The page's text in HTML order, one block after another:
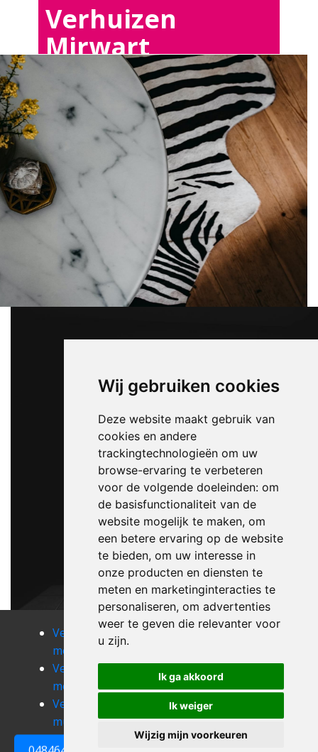
Wij gebruiken cookies
Deze website maakt gebruik van
cookies en andere
trackingtechnologieën om uw
browse-ervaring te verbeteren
voor de volgende doeleinden: om
de basisfunctionaliteit van de
website mogelijk te maken, om
een betere ervaring op de website
te bieden, om uw interesse in
onze producten en diensten te
meten en marketinginteracties te
personaliseren, om advertenties
weer te geven die relevanter voor
u zijn.
Ik ga akkoord
Ik weiger
Wijzig mijn voorkeuren
0484648161
Verhuizen
Mirwart
Verhuizen
moircy
Verhuizen
Verhuizen
Verhuizen
morhet
Verhuizen
mormont
Verhuizen
muno
Verhuizen
musson
Verhuizen
mussy-la-ville
Verhuizen
nadrin